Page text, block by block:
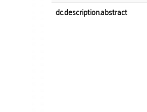
dc.description.abstract